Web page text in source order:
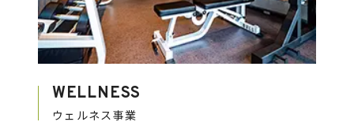
WELLNESS
ウェルネス事業